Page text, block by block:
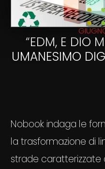
“EDM, E DIO
UMANESIMO
Nobook indaga le
la trasformazione di
strade